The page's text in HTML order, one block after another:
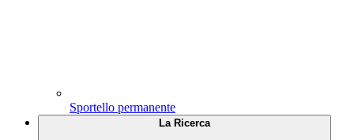
Sportello permanente
La Ricerca